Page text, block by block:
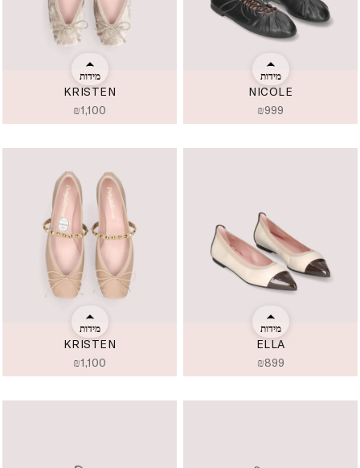
KRISTEN
₪1,100
מידות
NICOLE
₪999
מידות
KRISTEN
₪1,100
מידות
ELLA
₪899
מידות